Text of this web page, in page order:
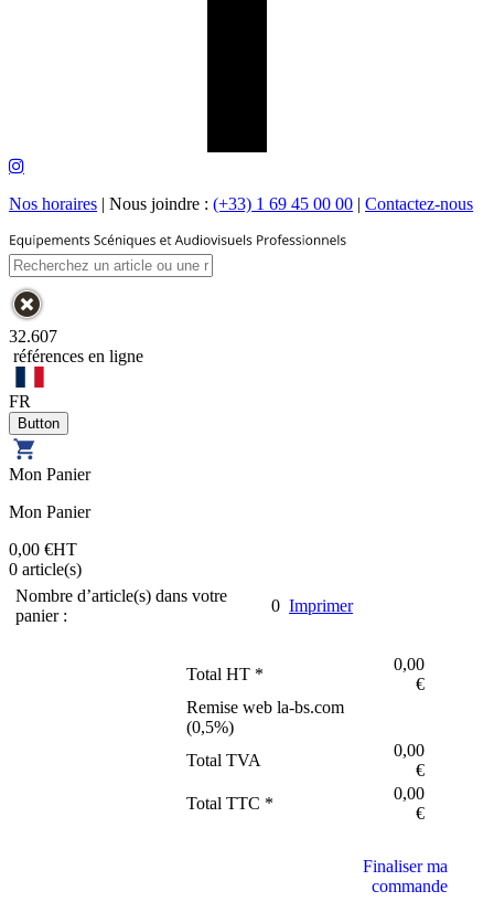
Nos horaires | Nous joindre : (+33) 1 69 45 00 00 | Contactez-nous
32.607
références en ligne
FR
Mon Panier
Mon Panier
0,00 €HT
0 article(s)
Nombre d’article(s) dans votre
panier :
0 Imprimer
Total HT *
0,00
€
Remise web la-bs.com
(0,5%)
Total TVA
0,00
€
Total TTC *
0,00
€
Finaliser ma
commande